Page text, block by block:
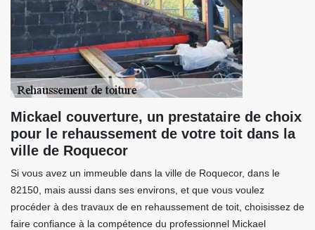
Mickael couverture, un prestataire de choix
pour le rehaussement de votre toit dans la
ville de Roquecor
Si vous avez un immeuble dans la ville de Roquecor, dans le
82150, mais aussi dans ses environs, et que vous voulez
procéder à des travaux de en rehaussement de toit, choisissez de
faire confiance à la compétence du professionnel Mickael